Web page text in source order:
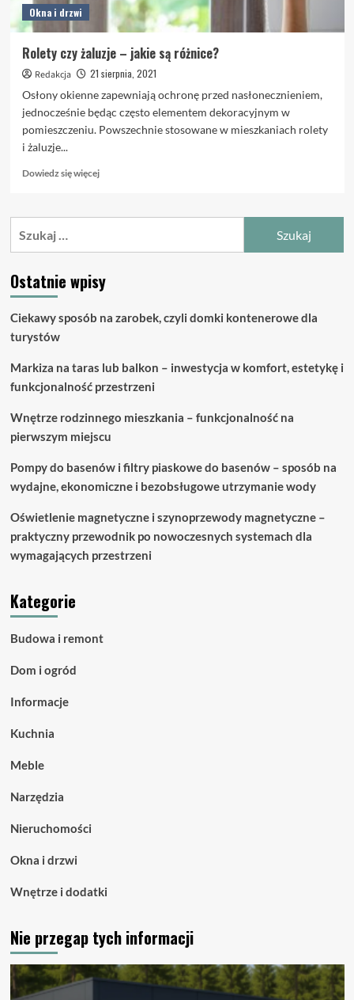
Okna i drzwi
Rolety czy żaluzje – jakie są różnice?
Redakcja
21 sierpnia, 2021
Osłony okienne zapewniają ochronę przed nasłonecznieniem,
jednocześnie będąc często elementem dekoracyjnym w
pomieszczeniu. Powszechnie stosowane w mieszkaniach rolety
i żaluzje...
Dowiedz się więcejDowiedz
o
–
jakie
różnice?
Ostatnie wpisy
Ciekawy sposób na zarobek, czyli domki kontenerowe dla
turystów
Markiza na taras lub balkon – inwestycja w komfort, estetykę i
funkcjonalność przestrzeni
Wnętrze rodzinnego mieszkania – funkcjonalność na
pierwszym miejscu
Pompy do basenów i filtry piaskowe do basenów – sposób na
wydajne, ekonomiczne i bezobsługowe utrzymanie wody
Oświetlenie magnetyczne i szynoprzewody magnetyczne –
praktyczny przewodnik po nowoczesnych systemach dla
wymagających przestrzeni
Kategorie
Budowa i remont
Dom i ogród
Informacje
Kuchnia
Meble
Narzędzia
Nieruchomości
Okna i drzwi
Wnętrze i dodatki
Nie przegap tych informacji